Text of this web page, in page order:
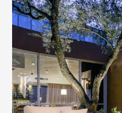
Previous